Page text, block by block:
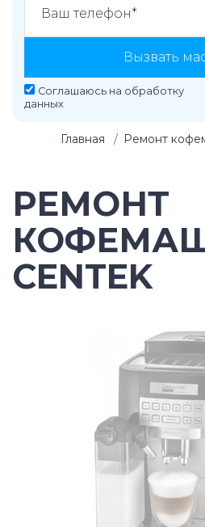
Вызвать
Соглашаюсь на обработку
данных
Главная Ремонт
РЕМОНТ
CENTEK